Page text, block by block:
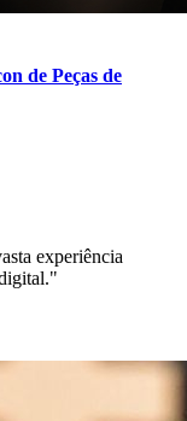
de Peças de
experiência
"